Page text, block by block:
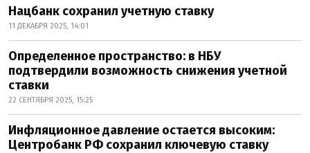
Нацбанк сохранил учетную ставку
11 ДЕКАБРЯ 2025, 14:01
Определенное пространство: в НБУ
подтвердили возможность снижения учетной
ставки
22 СЕНТЯБРЯ 2025, 15:25
Инфляционное давление остается высоким:
Центробанк РФ сохранил ключевую ставку